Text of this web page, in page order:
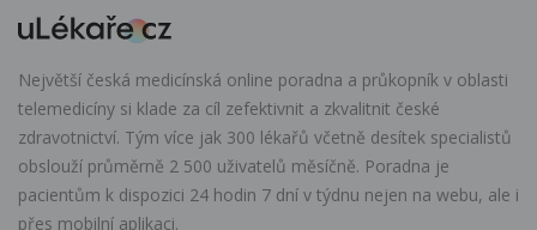
Největší česká medicínská online poradna a průkopník v oblasti
telemedicíny si klade za cíl zefektivnit a zkvalitnit české
zdravotnictví. Tým více jak 300 lékařů včetně desítek specialistů
obslouží průměrně 2 500 uživatelů měsíčně. Poradna je
pacientům k dispozici 24 hodin 7 dní v týdnu nejen na webu, ale i
přes mobilní aplikaci.